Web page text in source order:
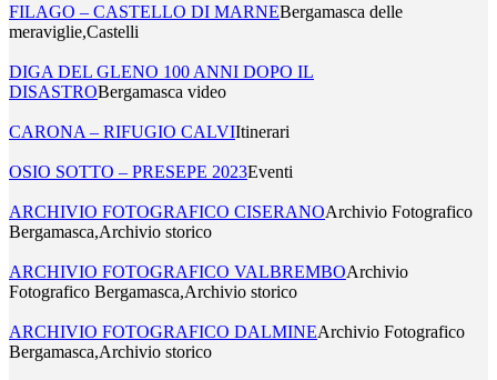
FILAGO – CASTELLO DI MARNEBergamasca delle
meraviglie,Castelli
DIGA DEL GLENO 100 ANNI DOPO IL
DISASTROBergamasca video
CARONA – RIFUGIO CALVIItinerari
OSIO SOTTO – PRESEPE 2023Eventi
ARCHIVIO FOTOGRAFICO CISERANOArchivio Fotografico
Bergamasca,Archivio storico
ARCHIVIO FOTOGRAFICO VALBREMBOArchivio
Fotografico Bergamasca,Archivio storico
ARCHIVIO FOTOGRAFICO DALMINEArchivio Fotografico
Bergamasca,Archivio storico